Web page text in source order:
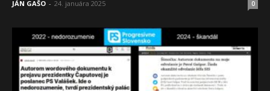
JÁN GAŠO - 24. januára 2025 0